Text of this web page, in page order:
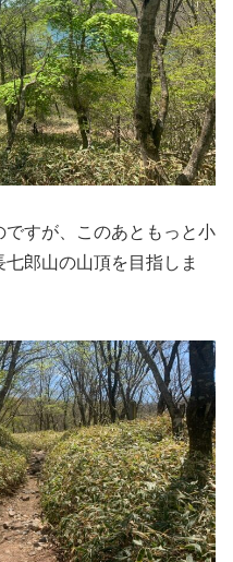
すが、このあともっと小
郎山の山頂を目指しま